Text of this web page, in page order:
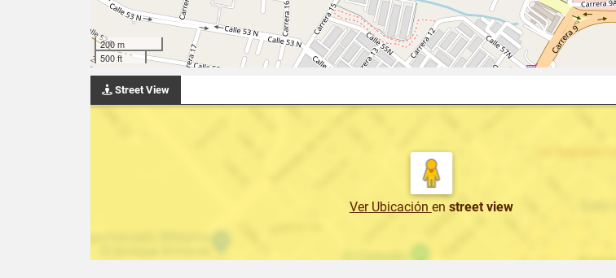
200 m
500 ft
Street View
Ver Ubicación en street view